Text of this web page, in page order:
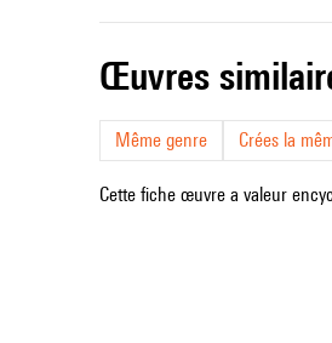
œuvres
Même genre Crées la
Cette fiche œuvre a valeur